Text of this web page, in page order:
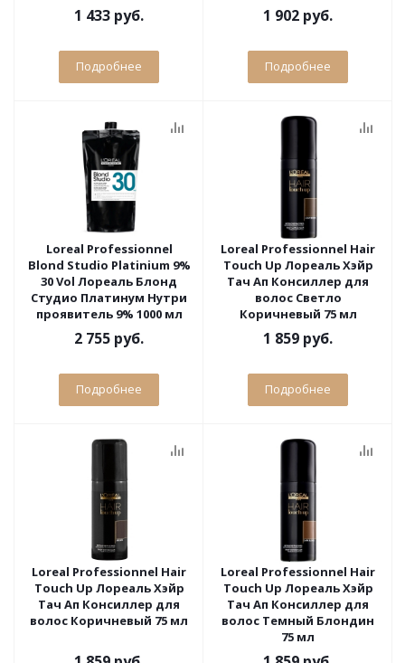
1 433 руб.
Подробнее
1 902 руб.
Подробнее
Loreal Professionnel
Blond Studio Platinium 9%
30 Vol Лореаль Блонд
Студио Платинум Нутри
проявитель 9% 1000 мл
2 755 руб.
Подробнее
Loreal Professionnel Hair
Touch Up Лореаль Хэйр
Тач Ап Консиллер для
волос Светло
Коричневый 75 мл
1 859 руб.
Подробнее
Loreal Professionnel Hair
Touch Up Лореаль Хэйр
Тач Ап Консиллер для
волос Коричневый 75 мл
Loreal Professionnel Hair
Touch Up Лореаль Хэйр
Тач Ап Консиллер для
волос Темный Блондин
75 мл